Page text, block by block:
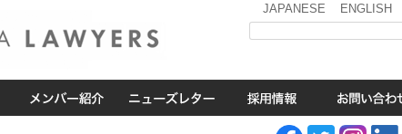
JAPANESE ENGLISH